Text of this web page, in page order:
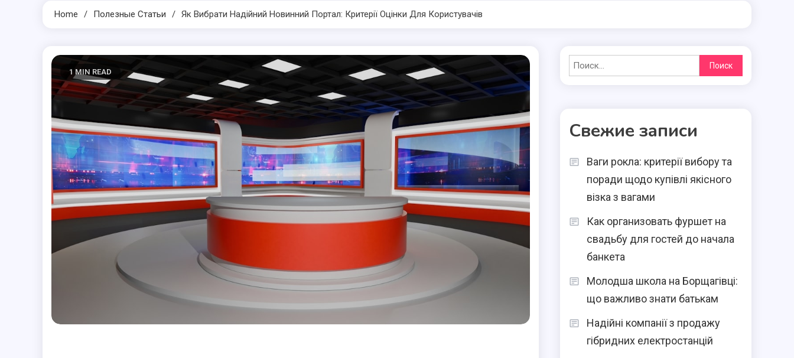
Home Полезные Статьи Як Вибрати Надійний Новинний Портал: Критерії Оцінки Для Користувачів
1 MIN READ
Найти:
Свежие записи
Ваги рокла: критерії вибору та
поради щодо купівлі якісного
візка з вагами
Как организовать фуршет на
свадьбу для гостей до начала
банкета
Молодша школа на Борщагівці:
що важливо знати батькам
Надійні компанії з продажу
гібридних електростанцій